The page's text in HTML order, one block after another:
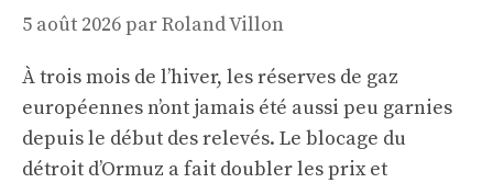
5 août 2026parRoland Villon
À trois mois de l’hiver, les réserves de gaz
européennes n’ont jamais été aussi peu garnies
depuis le début des relevés. Le blocage du
détroit d’Ormuz a fait doubler les prix et